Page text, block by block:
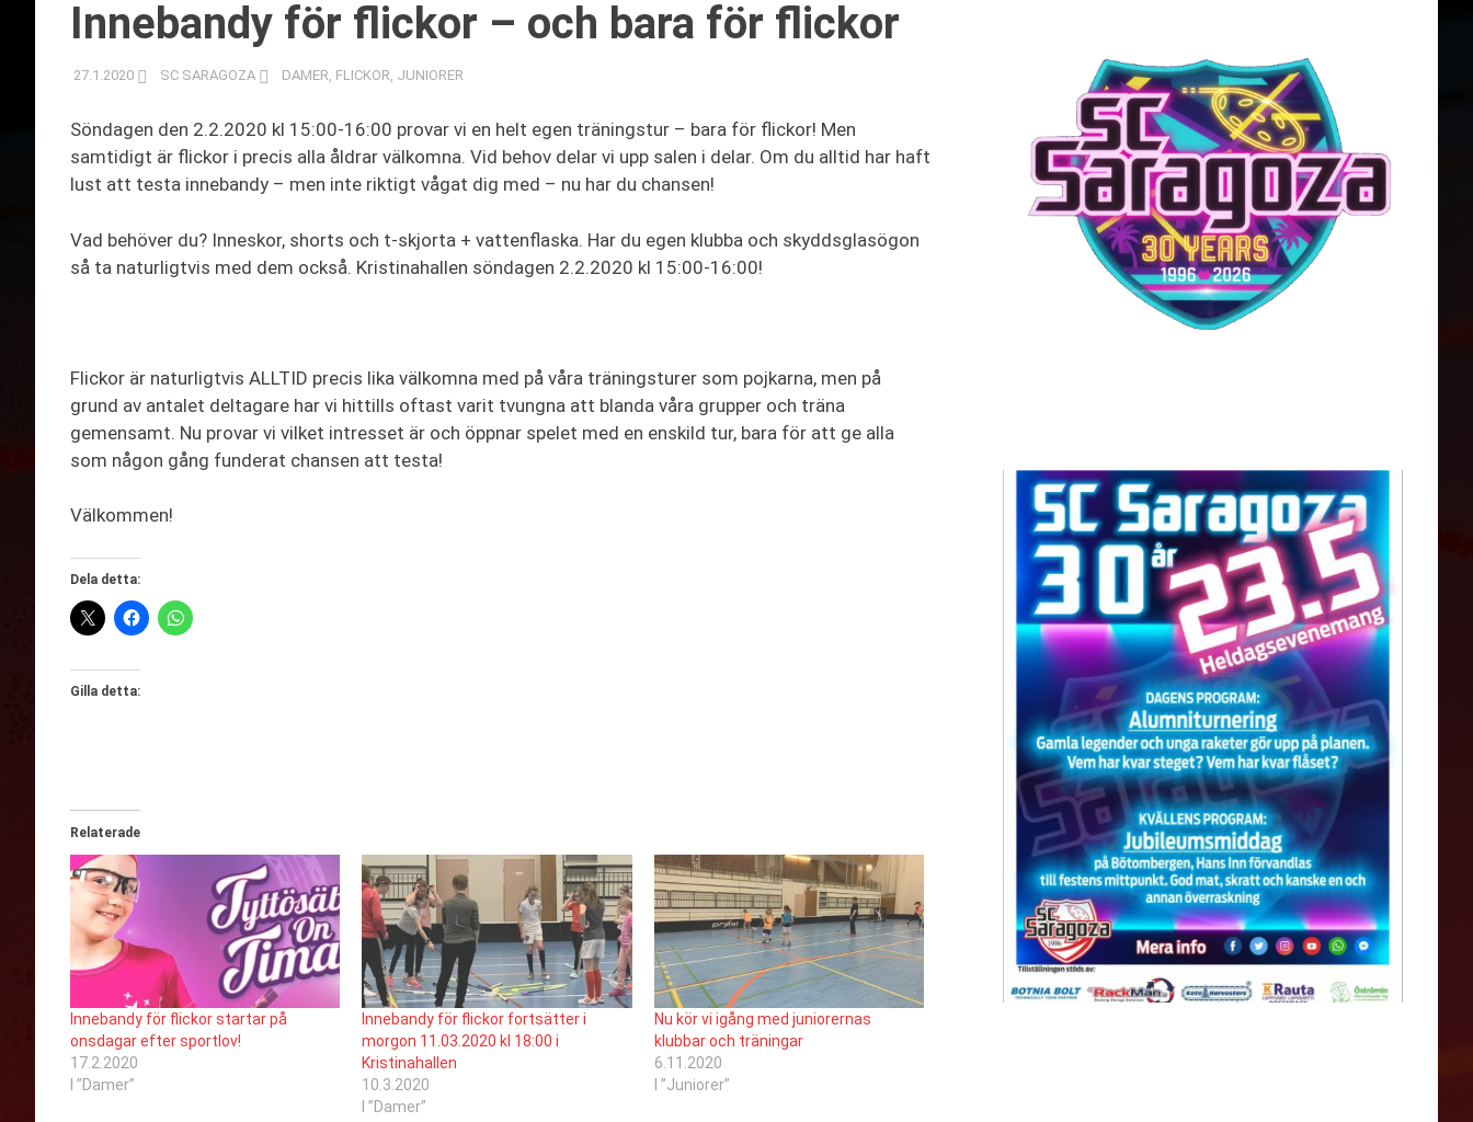
Innebandy för flickor – och bara för flickor
27.1.2020 SC SARAGOZA DAMER FLICKOR JUNIORER
Söndagen den 2.2.2020 kl 15:00-16:00 provar vi en helt egen träningstur – bara för flickor! Men
samtidigt är flickor i precis alla åldrar välkomna. Vid behov delar vi upp salen i delar. Om du alltid har haft
lust att testa innebandy – men inte riktigt vågat dig med – nu har du chansen!
Vad behöver du? Inneskor, shorts och t-skjorta + vattenflaska. Har du egen klubba och skyddsglasögon
så ta naturligtvis med dem också. Kristinahallen söndagen 2.2.2020 kl 15:00-16:00!
Flickor är naturligtvis ALLTID precis lika välkomna med på våra träningsturer som pojkarna, men på
grund av antalet deltagare har vi hittills oftast varit tvungna att blanda våra grupper och träna
gemensamt. Nu provar vi vilket intresset är och öppnar spelet med en enskild tur, bara för att ge alla
som någon gång funderat chansen att testa!
Välkommen!
Dela detta:
Gilla detta:
Relaterade
Innebandy för flickor startar på
onsdagar efter sportlov!
17.2.2020
I ”Damer”
Innebandy för flickor fortsätter i
morgon 11.03.2020 kl 18:00 i
Kristinahallen
10.3.2020
I ”Damer”
Nu kör vi igång med juniorernas
klubbar och träningar
6.11.2020
I ”Juniorer”